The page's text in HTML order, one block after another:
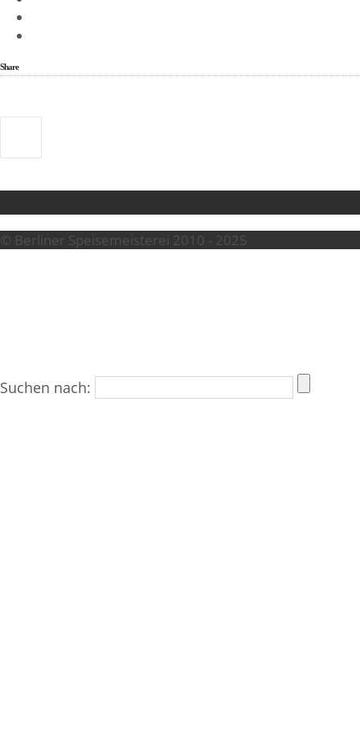
Share
© Berliner Speisemeisterei 2010 - 2025
Suchen nach: